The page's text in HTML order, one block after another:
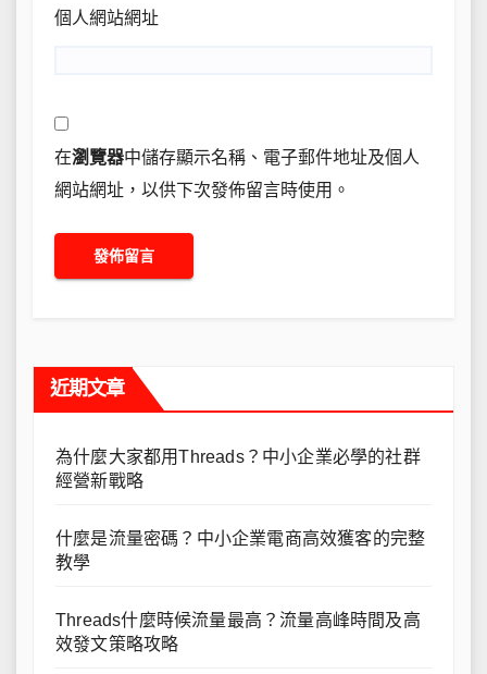
個人網站網址
在瀏覽器中儲存顯示名稱、電子郵件地址及個人
網站網址，以供下次發佈留言時使用。
近期文章
為什麼大家都用Threads？中小企業必學的社群
經營新戰略
什麼是流量密碼？中小企業電商高效獲客的完整
教學
Threads什麼時候流量最高？流量高峰時間及高
效發文策略攻略